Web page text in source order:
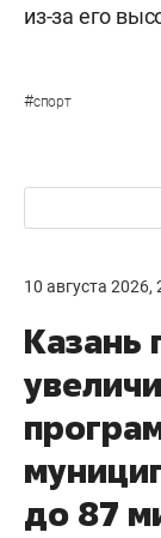
из-за его
#спорт
10 августа 2026,
Казань
до 87